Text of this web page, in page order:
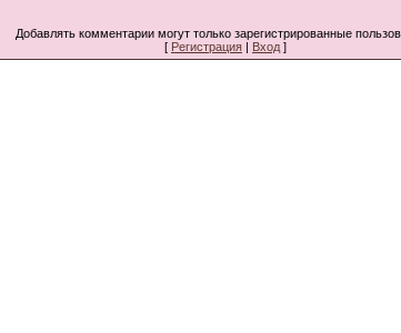
Добавлять комментарии могут только зарегистрированные
[ Регистрация Вход ]